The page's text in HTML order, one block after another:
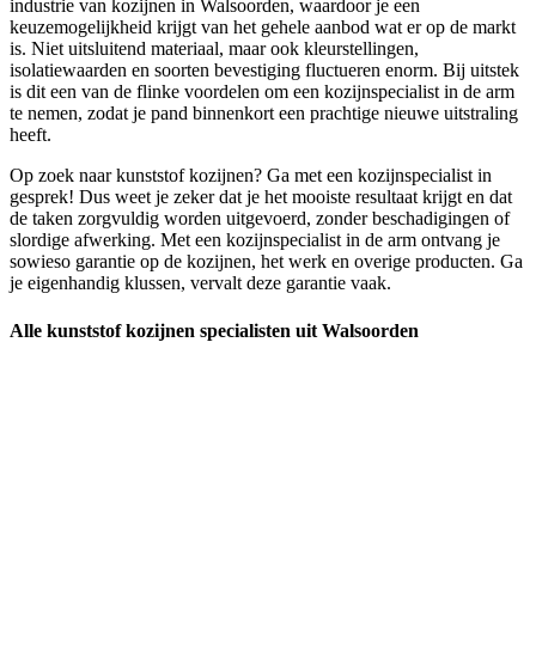
industrie van kozijnen in Walsoorden, waardoor je een
keuzemogelijkheid krijgt van het gehele aanbod wat er op de markt
is. Niet uitsluitend materiaal, maar ook kleurstellingen,
isolatiewaarden en soorten bevestiging fluctueren enorm. Bij uitstek
is dit een van de flinke voordelen om een kozijnspecialist in de arm
te nemen, zodat je pand binnenkort een prachtige nieuwe uitstraling
heeft.
Op zoek naar kunststof kozijnen? Ga met een kozijnspecialist in
gesprek! Dus weet je zeker dat je het mooiste resultaat krijgt en dat
de taken zorgvuldig worden uitgevoerd, zonder beschadigingen of
slordige afwerking. Met een kozijnspecialist in de arm ontvang je
sowieso garantie op de kozijnen, het werk en overige producten. Ga
je eigenhandig klussen, vervalt deze garantie vaak.
Alle kunststof kozijnen specialisten uit Walsoorden